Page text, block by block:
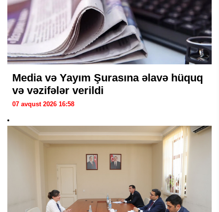
Media və Yayım Şurasına əlavə hüquq
və vəzifələr verildi
07 avqust 2026 16:58